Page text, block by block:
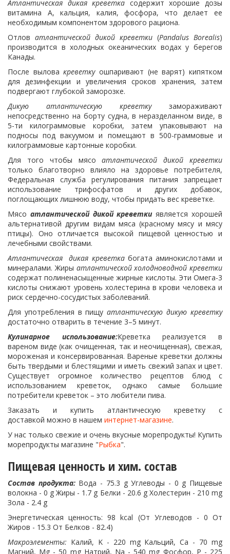
Атлантическая дикая креветка содержит хорошие дозы
витамина А, кальция, калия, фосфора, что делает ее
необходимым компонентом здорового рациона.
Отлов атлантической дикой креветки (Pandalus Borealis)
производится в холодных океанических водах у берегов
Канады.
После выловакреветкуошпаривают (не варят) кипятком
для дезинфекции и увеличения сроков хранения, затем
подвергают глубокой заморозке.
Дикую атлантическую креветку замораживают
непосредственно на борту судна, в неразделанном виде, в
5-ти килограммовые коробки, затем упаковывают на
подносы под вакуумом и помещают в 500-граммовые и
килограммовые картонные коробки.
Для того чтобы мясоатлантической дикой креветки
только благотворно влияло на здоровье потребителя,
Федеральная служба регулирования питания запрещает
использование трифосфатов и других добавок,
поглощающих лишнюю воду, чтобы придать вес креветке.
Мясо атлантической дикой креветки является хорошей
альтернативой другим видам мяса (красному мясу и мясу
птицы). Оно отличается высокой пищевой ценностью и
лечебными свойствами.
Атлантическая дикая креветкабогата аминокислотами и
минералами. Жиры атлантической холодноводной креветки
содержат полиненасыщенные жирные кислоты. Эти Омега-3
кислоты снижают уровень холестерина в крови человека и
риск сердечно-сосудистых заболеваний.
Для употребления в пищуатлантическую дикую креветку
достаточно отварить в течение 3–5 минут.
Кулинарное использование:Креветка реализуется в
вареном виде (как очищенная, так и неочищенная), свежая,
мороженая и консервированная. Вареные креветки должны
быть твердыми и блестящими и иметь свежий запах и цвет.
Существует огромное количество рецептов блюд с
использованием креветок, однако самые большие
потребители креветок – это любители пива.
Заказать и купить атлантическую креветку с
доставкой можно в нашем интернет-магазине.
У нас только свежие и очень вкусные морепродукты! Купить
морепродукты магазине "Рыбка".
Пищевая ценность и хим. состав
Состав продукта: Вода - 75.3 g Углеводы - 0 g Пищевые
волокна - 0 g Жиры - 1.7 g Белки - 20.6 g Холестерин - 210 mg
Зола - 2.4 g
Энергетическая ценность: 98 kcal (От Углеводов - 0 От
Жиров - 15.3 От Белков - 82.4)
Макроэлементы: Калий, K - 220 mg Кальций, Ca - 70 mg
Магний, Mg - 50 mg Натрий, Na - 540 mg Фосфор, P - 225